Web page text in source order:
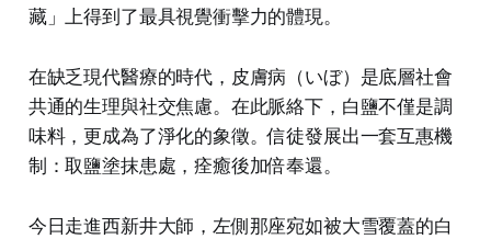
藏」上得到了最具視覺衝擊力的體現。
在缺乏現代醫療的時代，皮膚病（いぼ）是底層社會
共通的生理與社交焦慮。在此脈絡下，白鹽不僅是調
味料，更成為了淨化的象徵。信徒發展出一套互惠機
制：取鹽塗抹患處，痊癒後加倍奉還。
今日走進西新井大師，左側那座宛如被大雪覆蓋的白